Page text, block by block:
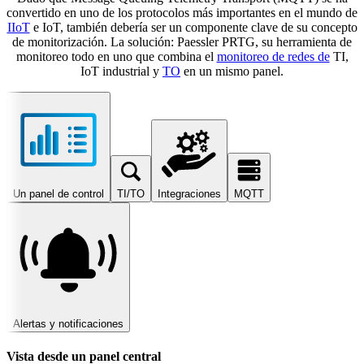
convertido en uno de los protocolos más importantes en el mundo de
IIoTe IoT, también debería ser un componente clave de su concepto
de monitorización. La solución: Paessler PRTG, su herramienta de
monitoreo todo en uno que combina el monitoreo de redes deTI,
IoT industrial y TO en un mismo panel.
Un panel de control TI/TO Integraciones MQTT
Alertas y notificaciones
Vista desde un panel central